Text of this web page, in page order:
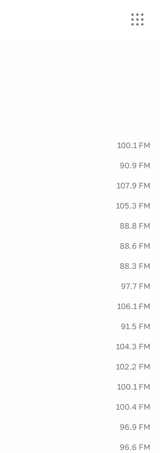
100.1 FM
90.9 FM
107.9 FM
105.3 FM
88.8 FM
88.6 FM
88.3 FM
97.7 FM
106.1 FM
91.5 FM
104.3 FM
102.2 FM
100.1 FM
100.4 FM
96.9 FM
96.6 FM